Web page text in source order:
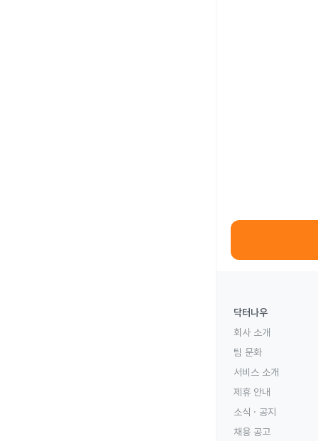
닥터나우
회사 소개
팀 문화
서비스 소개
제휴 안내
소식 · 공지
채용 공고